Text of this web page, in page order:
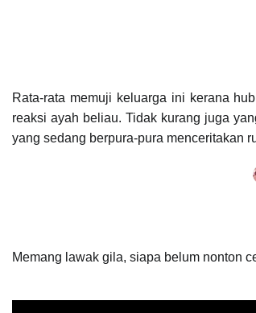
Rata-rata memuji keluarga ini kerana
reaksi ayah beliau. Tidak kurang juga
yang sedang berpura-pura menceritakan
Memang lawak gila, siapa belum nonton